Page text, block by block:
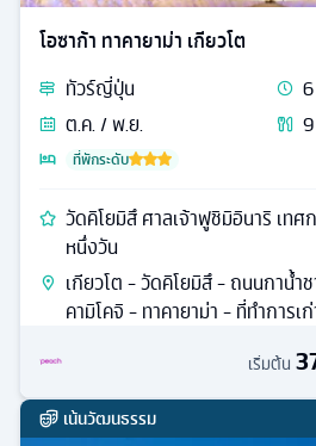
โอซาก้า ทาคายาม่า เกียวโต
ทัวร์ญี่ปุ่น 6
ต.ค. / พ.ย.
9
ที่พักระดับ
วัดคิโยมิสึ ศาลเจ้าฟูชิมิอินาริ เทศ
หนึ่งวัน
เกียวโต - วัดคิโยมิสึ - ถนนกาน้ำช
คามิโคจิ - ทาคายาม่า - ที่ทำการเ
เริ่มต้น
เน้นวัฒนธรรม